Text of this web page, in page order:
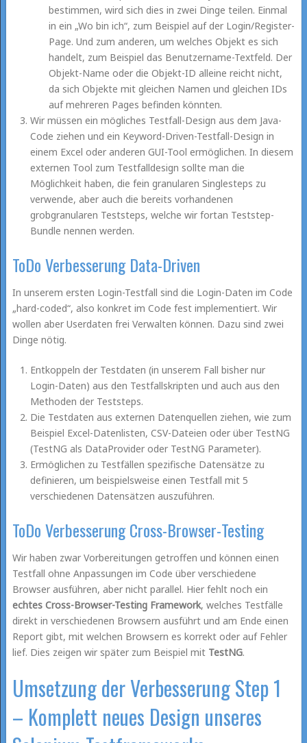
bestimmen, wird sich dies in zwei Dinge teilen. Einmal
in ein „Wo bin ich“, zum Beispiel auf der Login/Register-
Page. Und zum anderen, um welches Objekt es sich
handelt, zum Beispiel das Benutzername-Textfeld. Der
Objekt-Name oder die Objekt-ID alleine reicht nicht,
da sich Objekte mit gleichen Namen und gleichen IDs
auf mehreren Pages befinden könnten.
Wir müssen ein mögliches Testfall-Design aus dem Java-
Code ziehen und ein Keyword-Driven-Testfall-Design in
einem Excel oder anderen GUI-Tool ermöglichen. In diesem
externen Tool zum Testfalldesign sollte man die
Möglichkeit haben, die fein granularen Singlesteps zu
verwende, aber auch die bereits vorhandenen
grobgranularen Teststeps, welche wir fortan Teststep-
Bundle nennen werden.
ToDo Verbesserung Data-Driven
In unserem ersten Login-Testfall sind die Login-Daten im Code
„hard-coded“, also konkret im Code fest implementiert. Wir
wollen aber Userdaten frei Verwalten können. Dazu sind zwei
Dinge nötig.
Entkoppeln der Testdaten (in unserem Fall bisher nur
Login-Daten) aus den Testfallskripten und auch aus den
Methoden der Teststeps.
Die Testdaten aus externen Datenquellen ziehen, wie zum
Beispiel Excel-Datenlisten, CSV-Dateien oder über TestNG
(TestNG als DataProvider oder TestNG Parameter).
Ermöglichen zu Testfällen spezifische Datensätze zu
definieren, um beispielsweise einen Testfall mit 5
verschiedenen Datensätzen auszuführen.
ToDo Verbesserung Cross-Browser-Testing
Wir haben zwar Vorbereitungen getroffen und können einen
Testfall ohne Anpassungen im Code über verschiedene
Browser ausführen, aber nicht parallel. Hier fehlt noch ein
echtes Cross-Browser-Testing Framework, welches Testfälle
direkt in verschiedenen Browsern ausführt und am Ende einen
Report gibt, mit welchen Browsern es korrekt oder auf Fehler
lief. Dies zeigen wir später zum Beispiel mit TestNG.
Umsetzung der Verbesserung Step 1
– Komplett neues Design unseres